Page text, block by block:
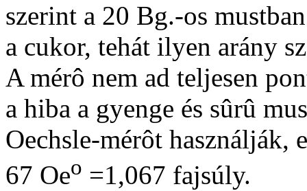
szerint a 20 Bg.-os
a cukor, tehát ilyen arány
A mérô nem ad teljesen
a hiba a gyenge és sûrû
Oechsle-mérôt használják,
67 Oeo =1,067 fajsúly.